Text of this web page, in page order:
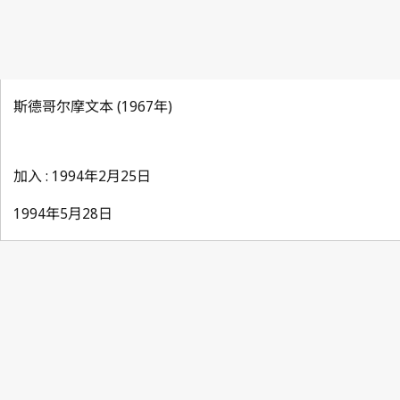
斯德哥尔摩文本 (1967年)
加入 : 1994年2月25日
1994年5月28日